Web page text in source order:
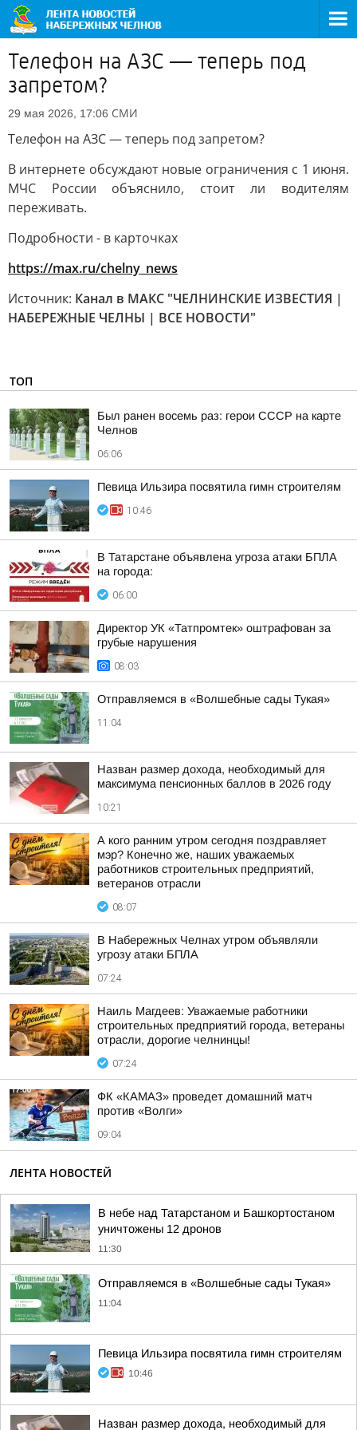
Телефон на АЗС — теперь под
запретом?
29 мая 2026, 17:06 СМИ
Телефон на АЗС — теперь под запретом?
В интернете обсуждают новые ограничения с 1 июня.
МЧС России объяснило, стоит ли водителям
переживать.
Подробности - в карточках
https://max.ru/chelny_news
Источник: Канал в МАКС "ЧЕЛНИНСКИЕ ИЗВЕСТИЯ |
НАБЕРЕЖНЫЕ ЧЕЛНЫ | ВСЕ НОВОСТИ"
ТОП
Был ранен восемь раз: герои СССР на карте
Челнов
06:06
Певица Ильзира посвятила гимн строителям
10:46
В Татарстане объявлена угроза атаки БПЛА
на города:
06:00
Директор УК «Татпромтек» оштрафован за
грубые нарушения
08:03
Отправляемся в «Волшебные сады Тукая»
11:04
Назван размер дохода, необходимый для
максимума пенсионных баллов в 2026 году
10:21
А кого ранним утром сегодня поздравляет
мэр? Конечно же, наших уважаемых
работников строительных предприятий,
ветеранов отрасли
08:07
В Набережных Челнах утром объявляли
угрозу атаки БПЛА
07:24
Наиль Магдеев: Уважаемые работники
строительных предприятий города, ветераны
отрасли, дорогие челнинцы!
07:24
ФК «КАМАЗ» проведет домашний матч
против «Волги»
09:04
ЛЕНТА НОВОСТЕЙ
В небе над Татарстаном и Башкортостаном
уничтожены 12 дронов
11:30
Отправляемся в «Волшебные сады Тукая»
11:04
Певица Ильзира посвятила гимн строителям
10:46
Назван размер дохода, необходимый для